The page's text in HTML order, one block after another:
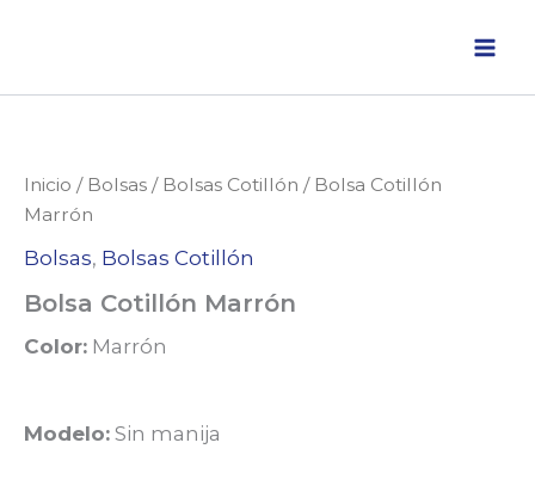
Inicio / Bolsas / Bolsas Cotillón / Bolsa Cotillón
Marrón
Bolsas, Bolsas Cotillón
Bolsa Cotillón Marrón
Color: Marrón
Modelo: Sin manija